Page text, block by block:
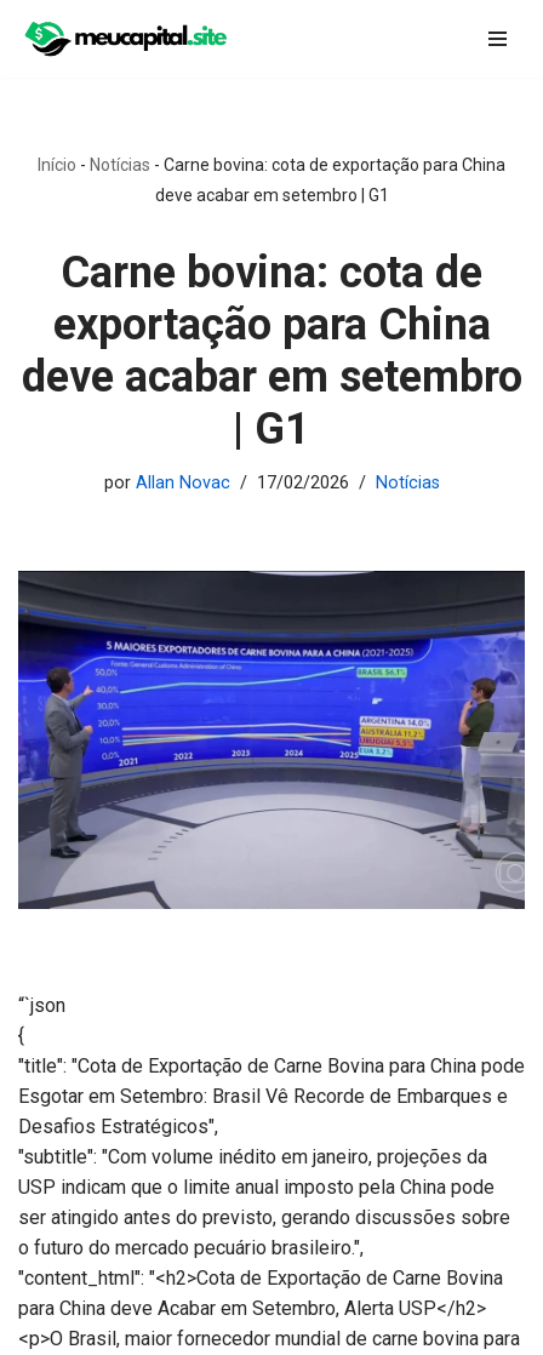
conteúdo
Início - Notícias - Carne bovina: cota de exportação para China
deve acabar em setembro | G1
Carne bovina: cota de
exportação para China
deve acabar em setembro
| G1
por Allan Novac 17/02/2026 Notícias
“`json
{
"title": "Cota de Exportação de Carne Bovina para China pode
Esgotar em Setembro: Brasil Vê Recorde de Embarques e
Desafios Estratégicos",
"subtitle": "Com volume inédito em janeiro, projeções da
USP indicam que o limite anual imposto pela China pode
ser atingido antes do previsto, gerando discussões sobre
o futuro do mercado pecuário brasileiro.",
"content_html": "<h2>Cota de Exportação de Carne Bovina
para China deve Acabar em Setembro, Alerta USP</h2>
<p>O Brasil, maior fornecedor mundial de carne bovina para